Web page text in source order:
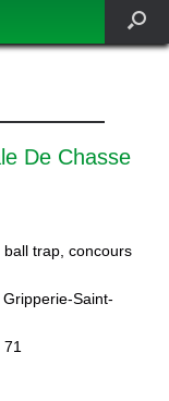
De Chasse
trap, concours
Saint-